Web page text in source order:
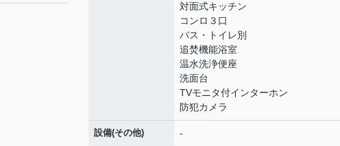
対面式キッチン
コンロ３口
バス・トイレ別
追焚機能浴室
温水洗浄便座
洗面台
TVモニタ付インターホン
防犯カメラ
設備(その他) -